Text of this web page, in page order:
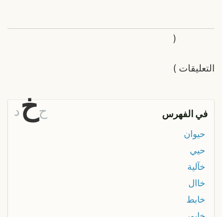
التعليقات
(
)
في الفهرس حخ د
حيوان
حيي
خآلية
خاال
خابط